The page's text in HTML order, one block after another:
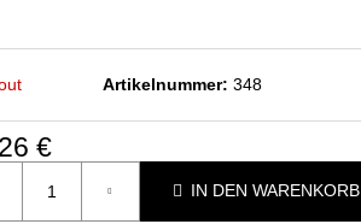
Artikelnummer: 348
€
IN DEN WARENKORB